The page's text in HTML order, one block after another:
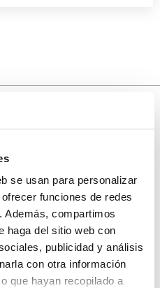
se usan para personalizar
funciones de redes
Además, compartimos
haga del sitio web con
publicidad y análisis
con otra información
que hayan recopilado a
compra.
recibir nuestras ofertas
en tu primera compra.